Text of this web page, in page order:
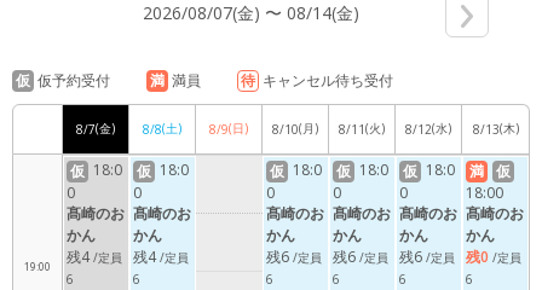
2026/08/07(金) 〜 08/14(金)
仮 仮予約受付 満 満員 待 キャンセル待ち受付
8/7(金) 8/8(土) 8/9(日) 8/10(月) 8/11(火) 8/12(水) 8/13(木)
18:00
19:00
仮 18:0
0
髙崎のお
かん
残4 /定員
6
仮 18:0
0
髙崎のお
かん
残4 /定員
6
仮 18:0
0
髙崎のお
かん
残6 /定員
6
仮 18:0
0
髙崎のお
かん
残6 /定員
6
仮 18:0
0
髙崎のお
かん
残6 /定員
6
満 仮
18:00
髙崎のお
かん
残0 /定員
6